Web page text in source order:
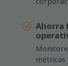
Ahorra
métricas